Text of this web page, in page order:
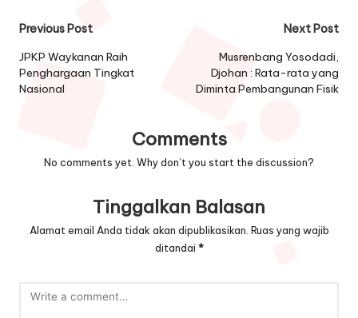
Post
navigation
Previous Post
JPKP Waykanan Raih
Penghargaan Tingkat
Nasional
Next Post
Musrenbang Yosodadi,
Djohan : Rata-rata yang
Diminta Pembangunan Fisik
Comments
No comments yet. Why don’t you start the discussion?
Tinggalkan Balasan
Alamat email Anda tidak akan dipublikasikan. Ruas yang wajib
ditandai *